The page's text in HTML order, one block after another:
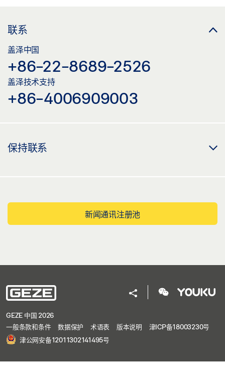
联系
盖泽中国
+86-22-8689-2526
盖泽技术支持
+86-4006909003
保持联系
新闻通讯注册池
GEZE 中国 2026
一般条款和条件
数据保护 术语表 版本说明
津ICP备18003230号
津公网安备12011302141495号